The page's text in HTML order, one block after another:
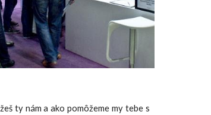
ty nám a ako pomôžeme my tebe s